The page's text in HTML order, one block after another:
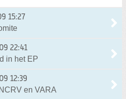
15:27
22:41
in het EP
12:39
en VARA